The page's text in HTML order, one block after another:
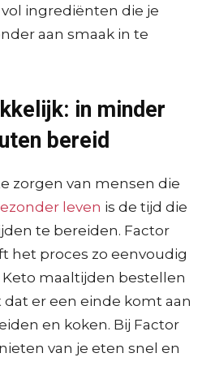
ingrediënten die je
aan smaak in te
in minder
bereid
zorgen van mensen die
leven is de tijd die
te bereiden. Factor
het proces zo eenvoudig
maaltijden bestellen
er een einde komt aan
en koken. Bij Factor
van je eten snel en